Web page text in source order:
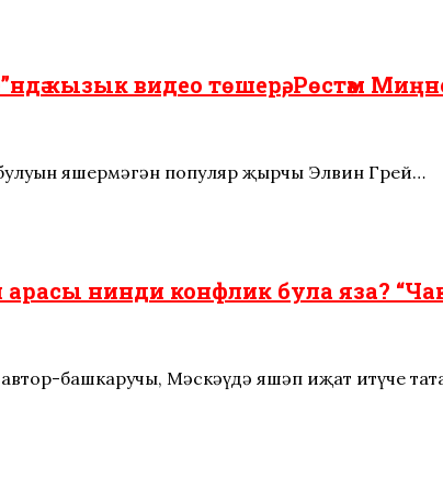
кызык видео төшерә, Рөстәм
яшермәгән популяр җырчы Элвин Грей…
арасы нинди конфлик була яза?
башкаручы, Мәскәүдә яшәп иҗат итүче